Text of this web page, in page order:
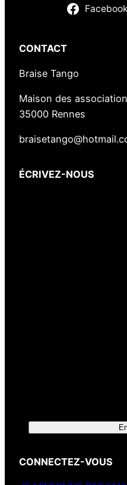
Facebook
CONTACT
Braise Tango
Maison des
35000 Rennes
ÉCRIVEZ-NOUS
CONNECTEZ-VOUS